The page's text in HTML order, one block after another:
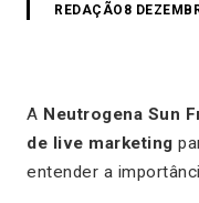
REDAÇÃO 8
A Neutrogena Sun
de live marketing
entender a